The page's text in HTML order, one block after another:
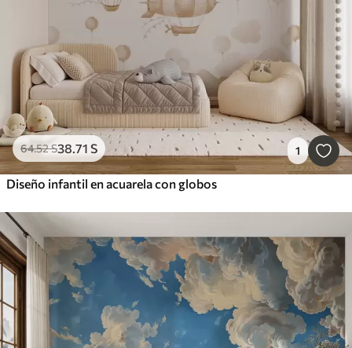
64.52S38.71 S 1
Diseño infantil en acuarela con globos